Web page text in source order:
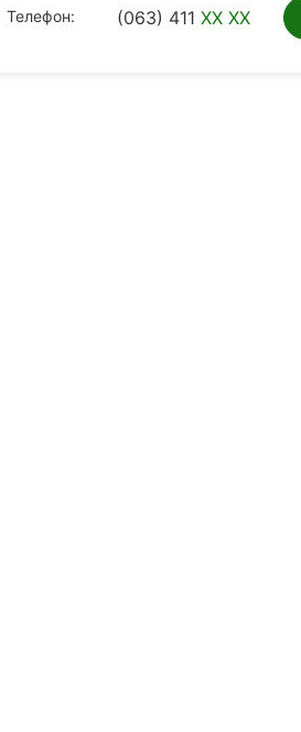
Телефон: (063) 411 XX XX